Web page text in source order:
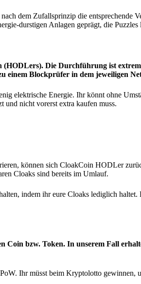
dem Zufallsprinzip die entsprechende
durstigen Anlagen geprägt, die Puzzles
Die Durchführung ist
einem Blockprüfer in dem jeweiligen
elektrische Energie. Ihr könnt ohne
und nicht vorerst extra kaufen muss.
können sich CloakCoin HODLer
Cloaks sind bereits im Umlauf.
indem ihr eure Cloaks lediglich haltet.
Coin bzw. Token. In unserem Fall
Ihr müsst beim Kryptolotto gewinnen,